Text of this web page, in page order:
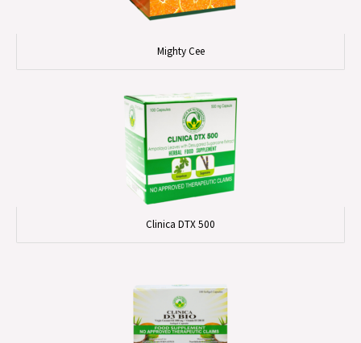
Mighty Cee
Clinica DTX 500